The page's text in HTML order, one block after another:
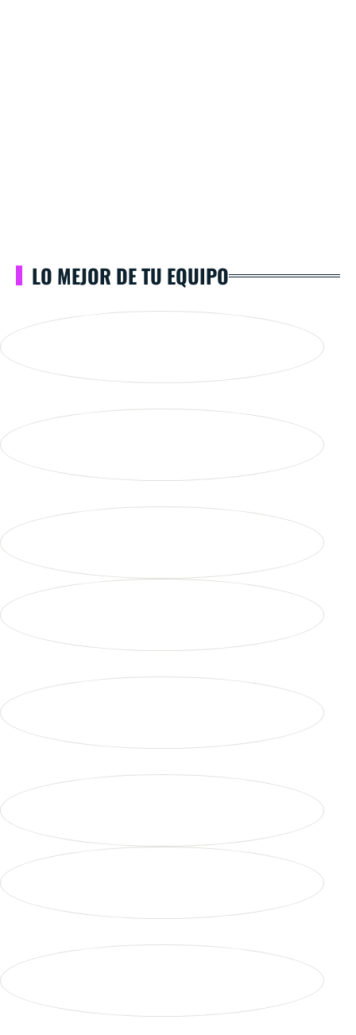
LO MEJOR DE TU EQUIPO